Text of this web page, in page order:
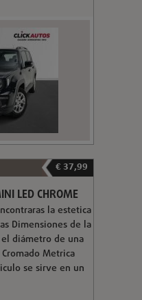
€ 37,99
LED CHROME
la estetica
Dimensiones de la
diámetro de una
Metrica
se sirve en un